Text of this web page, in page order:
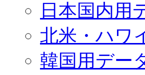
日本国内用
北米・ハワ
韓国用デー